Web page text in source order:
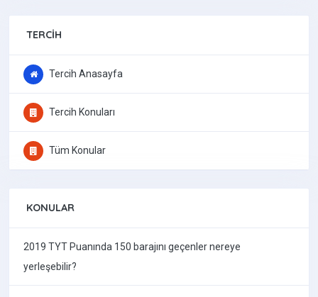
TERCIH
Tercih Anasayfa
Tercih Konuları
Tüm Konular
KONULAR
2019 TYT Puanında 150 barajını geçenler nereye
yerleşebilir?